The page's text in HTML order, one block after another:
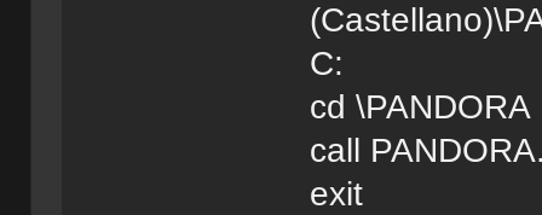
C:
cd \PANDORA
call
exit